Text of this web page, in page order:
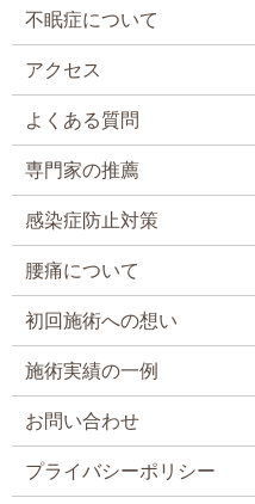
不眠症について
アクセス
よくある質問
専門家の推薦
感染症防止対策
腰痛について
初回施術への想い
施術実績の一例
お問い合わせ
プライバシーポリシー